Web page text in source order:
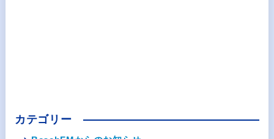
カテゴリー